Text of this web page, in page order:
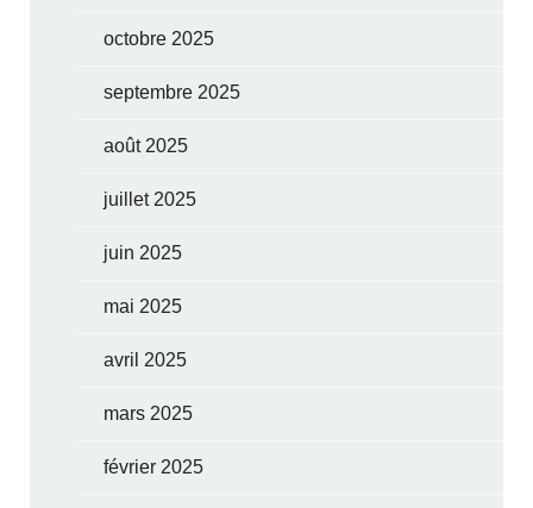
octobre 2025
septembre 2025
août 2025
juillet 2025
juin 2025
mai 2025
avril 2025
mars 2025
février 2025